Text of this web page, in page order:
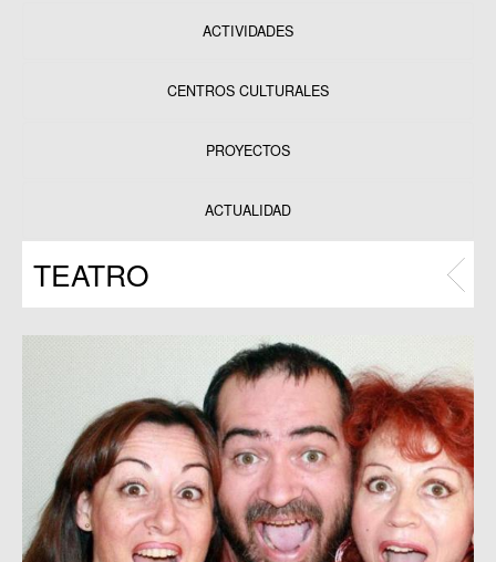
ACTIVIDADES
CENTROS CULTURALES
PROYECTOS
Programas
ACTUALIDAD
TEATRO